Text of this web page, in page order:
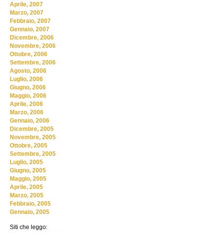
Aprile, 2007
Marzo, 2007
Febbraio, 2007
Gennaio, 2007
Dicembre, 2006
Novembre, 2006
Ottobre, 2006
Settembre, 2006
Agosto, 2006
Luglio, 2006
Giugno, 2006
Maggio, 2006
Aprile, 2006
Marzo, 2006
Gennaio, 2006
Dicembre, 2005
Novembre, 2005
Ottobre, 2005
Settembre, 2005
Luglio, 2005
Giugno, 2005
Maggio, 2005
Aprile, 2005
Marzo, 2005
Febbraio, 2005
Gennaio, 2005
Siti che leggo: